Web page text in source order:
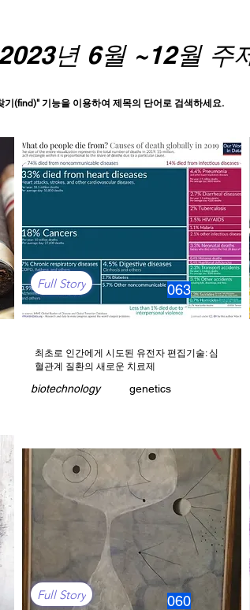
년 6월 ~12월 주
기(find)" 기능을 이용하여 제목의 단어로 검색하세요.
063
Full Story
최초로 인간에게 시도된 유전자 편집기술: 심
혈관계 질환의 새로운 치료제
biotechnology genetics
060
Full Story